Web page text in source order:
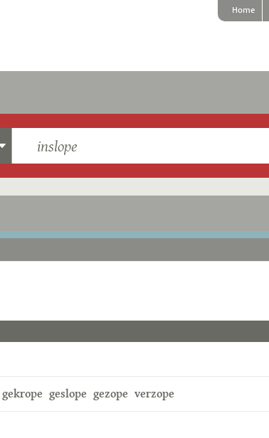
Home
gekrope geslope gezope verzope